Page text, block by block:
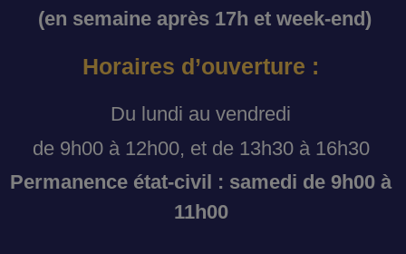
(en semaine après 17h et week-end)
Horaires d’ouverture :
Du lundi au vendredi
de 9h00 à 12h00, et de 13h30 à 16h30
Permanence état-civil : samedi de 9h00 à
11h00